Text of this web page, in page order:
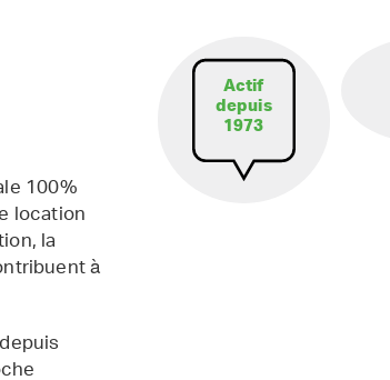
100%
location
la
à
Actif
depuis
1973